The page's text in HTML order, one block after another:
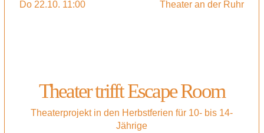
Do 22.10. 11:00 Theater an der Ruhr
Theater trifft Escape Room
Theaterprojekt in den Herbstferien für 10- bis 14-
Jährige